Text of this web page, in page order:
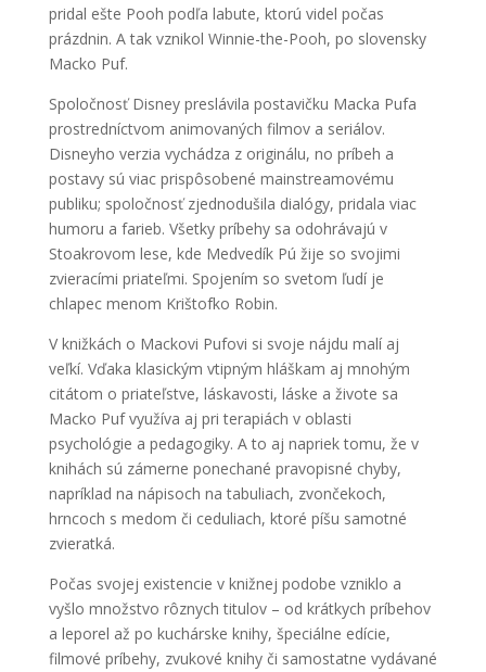
pridal ešte Pooh podľa labute, ktorú videl počas
prázdnin. A tak vznikol Winnie-the-Pooh, po slovensky
Macko Puf.
Spoločnosť Disney preslávila postavičku Macka Pufa
prostredníctvom animovaných filmov a seriálov.
Disneyho verzia vychádza z originálu, no príbeh a
postavy sú viac prispôsobené mainstreamovému
publiku; spoločnosť zjednodušila dialógy, pridala viac
humoru a farieb. Všetky príbehy sa odohrávajú v
Stoakrovom lese, kde Medvedík Pú žije so svojimi
zvieracími priateľmi. Spojením so svetom ľudí je
chlapec menom Krištofko Robin.
V knižkách o Mackovi Pufovi si svoje nájdu malí aj
veľkí. Vďaka klasickým vtipným hláškam aj mnohým
citátom o priateľstve, láskavosti, láske a živote sa
Macko Puf využíva aj pri terapiách v oblasti
psychológie a pedagogiky. A to aj napriek tomu, že v
knihách sú zámerne ponechané pravopisné chyby,
napríklad na nápisoch na tabuliach, zvončekoch,
hrncoch s medom či ceduliach, ktoré píšu samotné
zvieratká.
Počas svojej existencie v knižnej podobe vzniklo a
vyšlo množstvo rôznych titulov – od krátkych príbehov
a leporel až po kuchárske knihy, špeciálne edície,
filmové príbehy, zvukové knihy či samostatne vydávané